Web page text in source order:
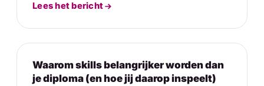
Lees het bericht
Waarom skills belangrijker worden dan
je diploma (en hoe jij daarop inspeelt)